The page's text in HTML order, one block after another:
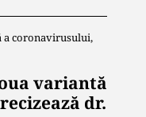
variantă
dr.